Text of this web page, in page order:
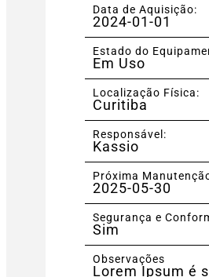
Data de Aquisição:
2024-01-01
Estado do
Em Uso
Localização Física:
Curitiba
Responsável:
Kassio
Próxima
2025-05-30
Segurança e
Sim
Observações
Lorem Ipsum é